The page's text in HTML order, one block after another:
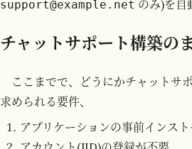
support@example.net のみ)を自
チャットサポート構築の
ここまでで、どうにかチャットサ
求められる要件、
アプリケーションの事前インス